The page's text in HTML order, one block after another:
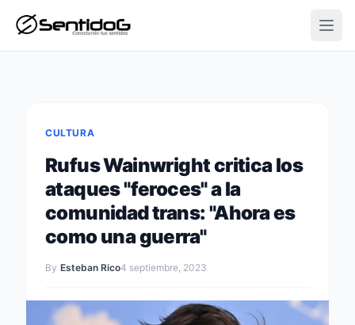
CULTURA
Rufus Wainwright critica los
ataques "feroces" a la
comunidad trans: "Ahora es
como una guerra"
By Esteban Rico4 septiembre, 2023